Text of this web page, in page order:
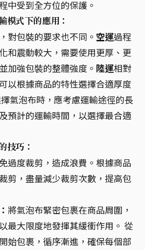
中受到全方位的保護。
模式下的應用：
對包裝的要求也不同。 空運過程
和震動較大，需要使用更厚、更
加強包裝的整體強度。 陸運相對
以根據商品的特性選擇合適厚度
氣泡布時，應考慮運輸途徑的長
預計的運輸時間，以選擇最合適
技巧：
過度裁剪，造成浪費。根據商品
剪，盡量減少裁剪次數，提高包
將氣泡布緊密包裹在商品周圍，
最大限度地發揮其緩衝作用。 從
始包裹，循序漸進，確保每個部